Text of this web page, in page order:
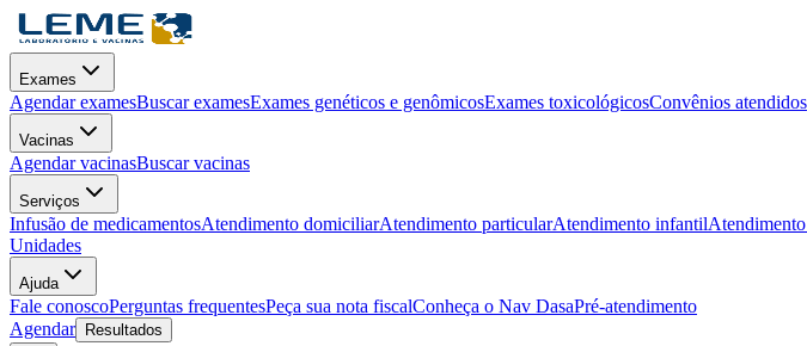
Exames
Agendar examesBuscar examesExames genéticos e genômicosExames toxicológicosConvênios atendidos
Vacinas
Agendar vacinasBuscar vacinas
Serviços
Infusão de medicamentosAtendimento domiciliarAtendimento particularAtendimento infantil
Unidades
Ajuda
Fale conoscoPerguntas frequentesPeça sua nota fiscalConheça o Nav DasaPré-atendimento
Agendar
Resultados